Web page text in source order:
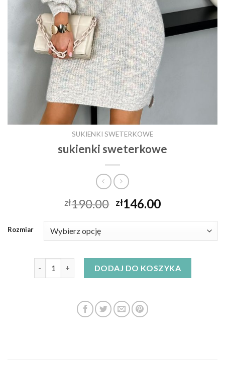
SUKIENKI SWETERKOWE
sukienki sweterkowe
zł190.00 zł146.00
Rozmiar
DODAJ DO KOSZYKA